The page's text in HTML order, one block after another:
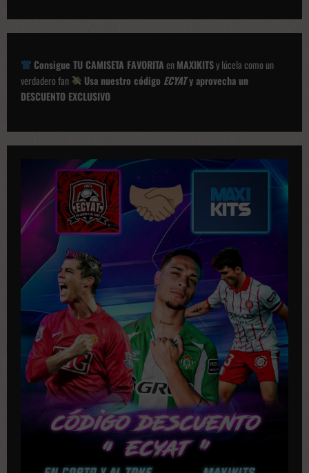
a
i
ó
d
u
b
c
a
o
Consigue TU CAMISETA FAVORITAenMAXIKITSy lúcela como un
verdadero fan
Usa nuestro código ECYATy aprovecha un
DESCUENTO EXCLUSIVO